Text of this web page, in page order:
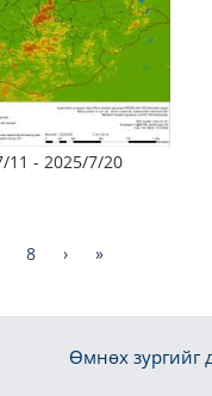
11 - 2025/7/20
8 › »
Өмнөх зургийг